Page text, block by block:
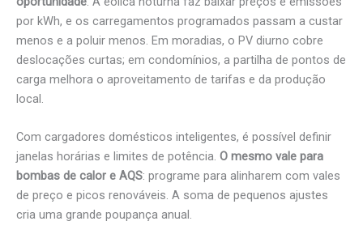
por kWh, e os carregamentos programados passam a custar
menos e a poluir menos. Em moradias, o PV diurno cobre
deslocações curtas; em condomínios, a partilha de pontos de
carga melhora o aproveitamento de tarifas e da produção
local.
Com cargadores domésticos inteligentes, é possível definir
janelas horárias e limites de potência. O mesmo vale para
bombas de calor e AQS: programe para alinharem com vales
de preço e picos renováveis. A soma de pequenos ajustes
cria uma grande poupança anual.